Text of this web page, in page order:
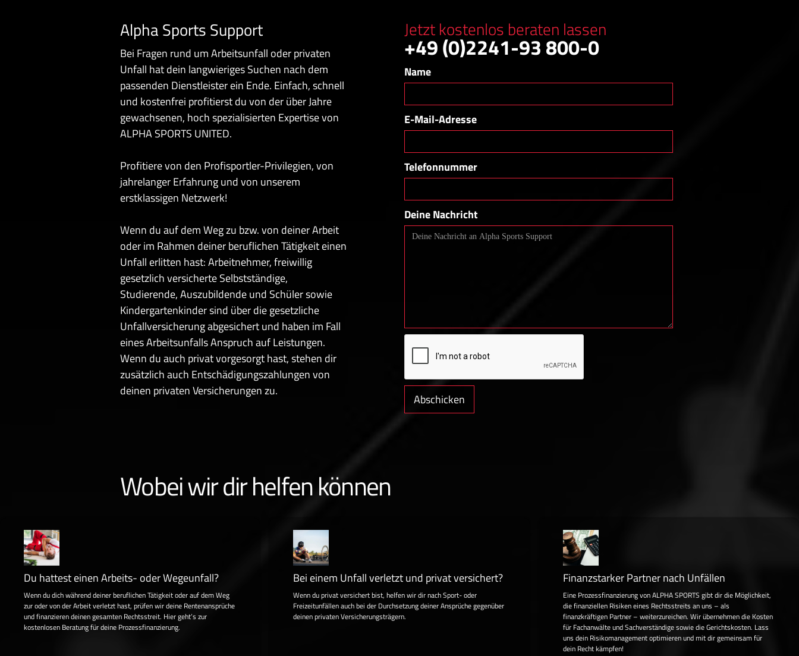
Alpha Sports Support
Bei Fragen rund um Arbeitsunfall oder privaten
Unfall hat dein langwieriges Suchen nach dem
passenden Dienstleister ein Ende. Einfach, schnell
und kostenfrei profitierst du von der über Jahre
gewachsenen, hoch spezialisierten Expertise von
ALPHA SPORTS UNITED.
Profitiere von den Profisportler-Privilegien, von
jahrelanger Erfahrung und von unserem
erstklassigen Netzwerk!
Wenn du auf dem Weg zu bzw. von deiner Arbeit
oder im Rahmen deiner beruflichen Tätigkeit einen
Unfall erlitten hast: Arbeitnehmer, freiwillig
gesetzlich versicherte Selbstständige,
Studierende, Auszubildende und Schüler sowie
Kindergartenkinder sind über die gesetzliche
Unfallversicherung abgesichert und haben im Fall
eines Arbeitsunfalls Anspruch auf Leistungen.
Wenn du auch privat vorgesorgt hast, stehen dir
zusätzlich auch Entschädigungszahlungen von
deinen privaten Versicherungen zu.
Jetzt kostenlos beraten lassen
+49 (0)2241-93 800-0
Name
E-Mail-Adresse
Telefonnummer
Deine Nachricht
Wobei wir dir helfen können
Du hattest einen Arbeits- oder Wegeunfall?
Wenn du dich während deiner beruflichen Tätigkeit oder auf dem Weg
zur oder von der Arbeit verletzt hast, prüfen wir deine Rentenansprüche
und finanzieren deinen gesamten Rechtsstreit. Hier geht’s zur
kostenlosen Beratung für deine Prozessfinanzierung.
Bei einem Unfall verletzt und privat versichert?
Wenn du privat versichert bist, helfen wir dir nach Sport- oder
Freizeitunfällen auch bei der Durchsetzung deiner Ansprüche gegenüber
deinen privaten Versicherungsträgern.
Finanzstarker Partner nach Unfällen
Eine Prozessfinanzierung von ALPHA SPORTS gibt dir die Möglichkeit,
die finanziellen Risiken eines Rechtsstreits an uns – als
finanzkräftigen Partner – weiterzureichen. Wir übernehmen die Kosten
für Fachanwälte und Sachverständige sowie die Gerichtskosten. Lass
uns dein Risikomanagement optimieren und mit dir gemeinsam für
dein Recht kämpfen!